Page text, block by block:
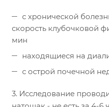
с хронической
скорость клубочковой
мин
находящиеся на
с острой почечной
3. Исследование